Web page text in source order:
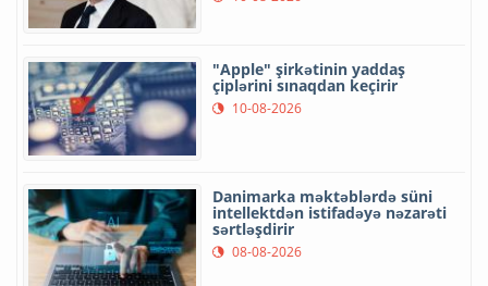
"Apple" şirkətinin yaddaş
çiplərini sınaqdan keçirir
10-08-2026
Danimarka məktəblərdə süni
intellektdən istifadəyə nəzarəti
sərtləşdirir
08-08-2026